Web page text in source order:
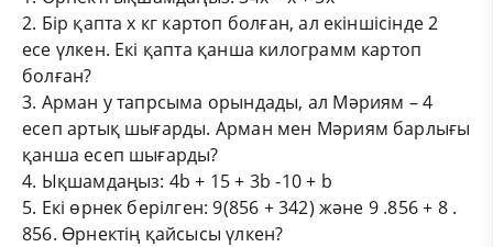
2. Бір қапта х кг картоп болған, ал екіншісінде 2
есе үлкен. Екі қапта қанша килограмм картоп
болған?
3. Арман у тапрсыма орындады, ал Мәриям – 4
есеп артық шығарды. Арман мен Мәриям барлығы
қанша есеп шығарды?
4. Ықшамдаңыз: 4b + 15 + 3b -10 + b
5. Екі өрнек берілген: 9(856 + 342) және 9 .856 + 8 .
856. Өрнектің қайсысы үлкен?